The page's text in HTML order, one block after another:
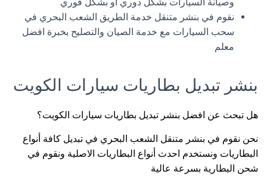
نقوم في بنشر متنقل خدمة الطريق الشعب البحري في
سحب السيارات مع خدمة الصيان والتصليح بخبرة افضل
معلم
بنشر تبديل بطاريات سيارات الكويت
هل تبحث عن افضل بنشر تبديل بطاريات سيارات الكويت؟
نحن نقوم في بنشر متنقل الشعب البحري في تبديل كافة أنواع
البطاريات ونستخدم احدث أنواع البطاريات الاصلية ونقوم في
شحن البطارية بسرعة عالية